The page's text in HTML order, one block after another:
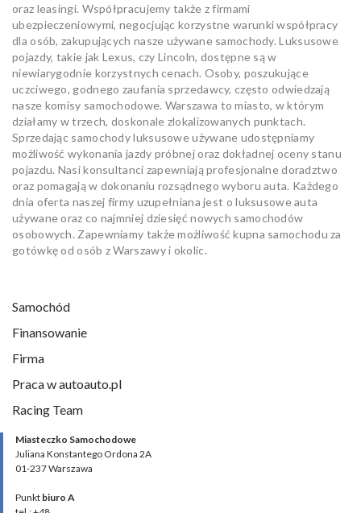
oraz leasingi. Współpracujemy także z firmami
ubezpieczeniowymi, negocjując korzystne warunki współpracy
dla osób, zakupujących nasze używane samochody. Luksusowe
pojazdy, takie jak Lexus, czy Lincoln, dostępne są w
niewiarygodnie korzystnych cenach. Osoby, poszukujące
uczciwego, godnego zaufania sprzedawcy, często odwiedzają
nasze komisy samochodowe. Warszawa to miasto, w którym
działamy w trzech, doskonale zlokalizowanych punktach.
Sprzedając samochody luksusowe używane udostępniamy
możliwość wykonania jazdy próbnej oraz dokładnej oceny stanu
pojazdu. Nasi konsultanci zapewniają profesjonalne doradztwo
oraz pomagają w dokonaniu rozsądnego wyboru auta. Każdego
dnia oferta naszej firmy uzupełniana jest o luksusowe auta
używane oraz co najmniej dziesięć nowych samochodów
osobowych. Zapewniamy także możliwość kupna samochodu za
gotówkę od osób z Warszawy i okolic.
Samochód
Finansowanie
Firma
Praca w autoauto.pl
Racing Team
Miasteczko Samochodowe
Juliana Konstantego Ordona 2A
01-237 Warszawa
Punkt biuro A